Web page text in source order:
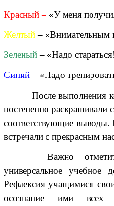
Красный – «У меня
Желтый– «Внимательным
Зеленый– «Надо
Синий– «Надо
После выполнения
постепенно раскрашивали
соответствующие выводы.
встречали с прекрасным
Важно отметить
универсальное учебное
Рефлексия учащимися
осознание ими всех